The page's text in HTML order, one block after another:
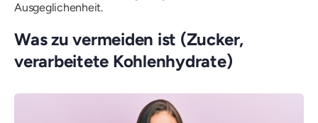
Ausgeglichenheit.
Was zu vermeiden ist (Zucker,
verarbeitete Kohlenhydrate)